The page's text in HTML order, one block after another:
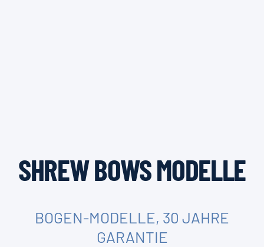
SHREW BOWS MODELLE
BOGEN-MODELLE, 30 JAHRE
GARANTIE